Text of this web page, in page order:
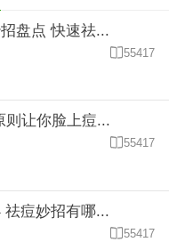
盘点 快速祛...
55417
则让你脸上痘...
55417
祛痘妙招有哪...
55417